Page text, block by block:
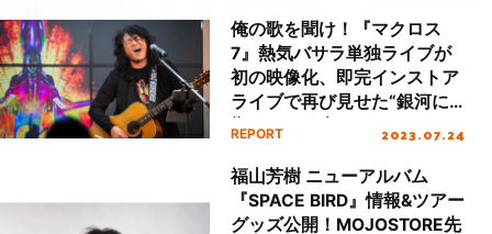
俺の歌を聞け！『マクロス
7』熱気バサラ単独ライブが
初の映像化、即完インストア
ライブで再び見せた“銀河に
響かせる歌声”
REPORT 2023.07.24
福山芳樹 ニューアルバム
『SPACE BIRD』情報&ツアー
グッズ公開！MOJOSTORE先